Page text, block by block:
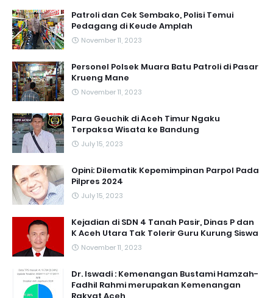
Patroli dan Cek Sembako, Polisi Temui
Pedagang di Keude Amplah
November 11, 2023
Personel Polsek Muara Batu Patroli di Pasar
Krueng Mane
November 11, 2023
Para Geuchik di Aceh Timur Ngaku
Terpaksa Wisata ke Bandung
July 15, 2023
Opini: Dilematik Kepemimpinan Parpol Pada
Pilpres 2024
July 15, 2023
Kejadian di SDN 4 Tanah Pasir, Dinas P dan
K Aceh Utara Tak Tolerir Guru Kurung Siswa
November 11, 2023
Dr. Iswadi : Kemenangan Bustami Hamzah-
Fadhil Rahmi merupakan Kemenangan